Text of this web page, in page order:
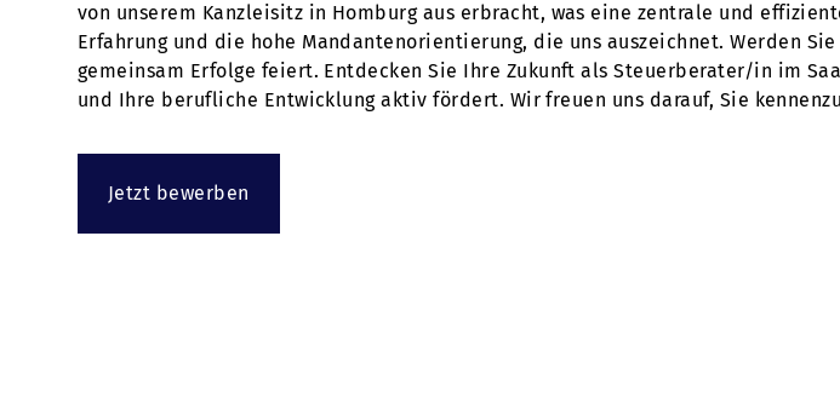
von unserem Kanzleisitz in Homburg aus erbracht, was eine zentrale und
Erfahrung und die hohe Mandantenorientierung, die uns auszeichnet. Werden
gemeinsam Erfolge feiert. Entdecken Sie Ihre Zukunft als Steuerberater/in im
und Ihre berufliche Entwicklung aktiv fördert. Wir freuen uns darauf, Sie
Jetzt bewerben